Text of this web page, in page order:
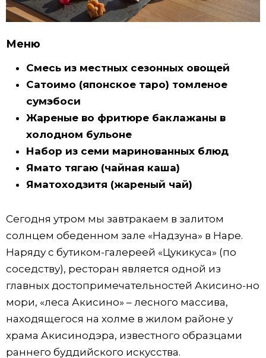
Меню
Смесь из местных сезонных овощей
Сатоимо (японское таро) томленое
сумэбоси
Жареные во фритюре баклажаны в
холодном бульоне
Набор из семи маринованных блюд
Ямато тягаю (чайная каша)
Яматоходзитя (жареный чай)
Сегодня утром мы завтракаем в залитом
солнцем обеденном зале «Надзуна» в Наре.
Наряду с бутиком-галереей «Цукикуса» (по
соседству), ресторан является одной из
главных достопримечательностей Акисино-но
мори, «леса Акисино» – лесного массива,
находящегося на холме в жилом районе у
храма Акисинодэра, известного образцами
раннего буддийского искусства.